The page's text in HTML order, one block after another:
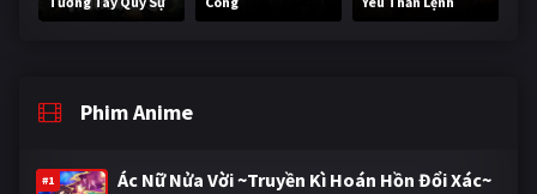
Phim Anime
#1 Ác Nữ Nửa Vời ~Truyền Kì Hoán Hồn Đổi Xác~